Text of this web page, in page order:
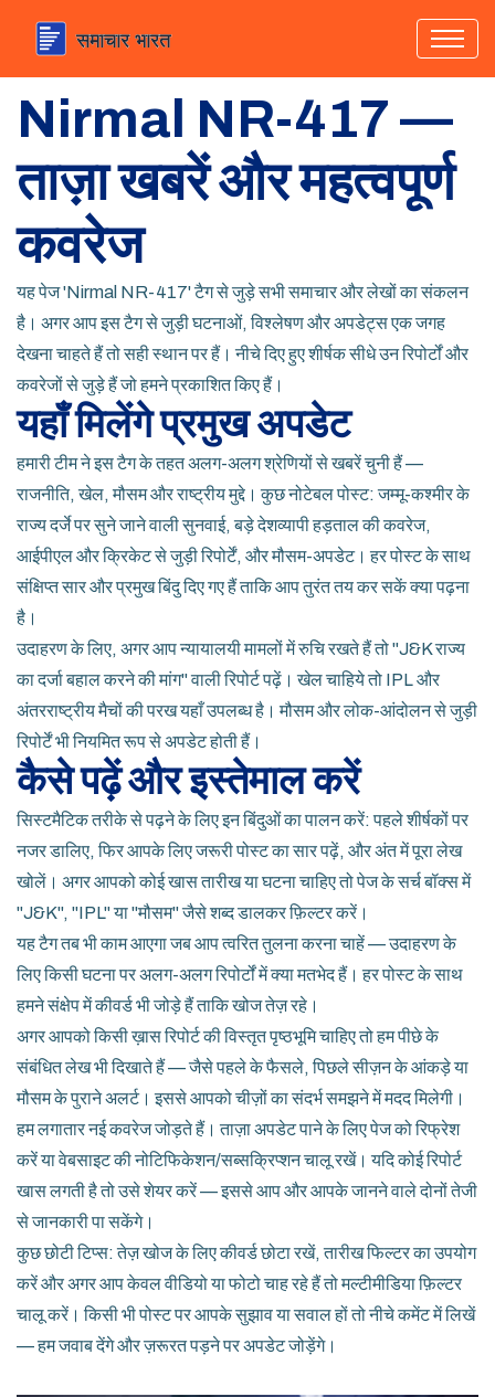
Nirmal NR-417 —
ताज़ा खबरें और महत्वपूर्ण
कवरेज
यह पेज 'Nirmal NR-417' टैग से जुड़े सभी समाचार और लेखों का संकलन
है। अगर आप इस टैग से जुड़ी घटनाओं, विश्लेषण और अपडेट्स एक जगह
देखना चाहते हैं तो सही स्थान पर हैं। नीचे दिए हुए शीर्षक सीधे उन रिपोर्टों और
कवरेजों से जुड़े हैं जो हमने प्रकाशित किए हैं।
यहाँ मिलेंगे प्रमुख अपडेट
हमारी टीम ने इस टैग के तहत अलग-अलग श्रेणियों से खबरें चुनी हैं —
राजनीति, खेल, मौसम और राष्ट्रीय मुद्दे। कुछ नोटेबल पोस्ट: जम्मू-कश्मीर के
राज्य दर्जे पर सुने जाने वाली सुनवाई, बड़े देशव्यापी हड़ताल की कवरेज,
आईपीएल और क्रिकेट से जुड़ी रिपोर्टें, और मौसम-अपडेट। हर पोस्ट के साथ
संक्षिप्त सार और प्रमुख बिंदु दिए गए हैं ताकि आप तुरंत तय कर सकें क्या पढ़ना
है।
उदाहरण के लिए, अगर आप न्यायालयी मामलों में रुचि रखते हैं तो "J&K राज्य
का दर्जा बहाल करने की मांग" वाली रिपोर्ट पढ़ें। खेल चाहिये तो IPL और
अंतरराष्ट्रीय मैचों की परख यहाँ उपलब्ध है। मौसम और लोक-आंदोलन से जुड़ी
रिपोर्टें भी नियमित रूप से अपडेट होती हैं।
कैसे पढ़ें और इस्तेमाल करें
सिस्टमैटिक तरीके से पढ़ने के लिए इन बिंदुओं का पालन करें: पहले शीर्षकों पर
नजर डालिए, फिर आपके लिए जरूरी पोस्ट का सार पढ़ें, और अंत में पूरा लेख
खोलें। अगर आपको कोई खास तारीख या घटना चाहिए तो पेज के सर्च बॉक्स में
"J&K", "IPL" या "मौसम" जैसे शब्द डालकर फ़िल्टर करें।
यह टैग तब भी काम आएगा जब आप त्वरित तुलना करना चाहें — उदाहरण के
लिए किसी घटना पर अलग-अलग रिपोर्टों में क्या मतभेद हैं। हर पोस्ट के साथ
हमने संक्षेप में कीवर्ड भी जोड़े हैं ताकि खोज तेज़ रहे।
अगर आपको किसी ख़ास रिपोर्ट की विस्तृत पृष्ठभूमि चाहिए तो हम पीछे के
संबंधित लेख भी दिखाते हैं — जैसे पहले के फैसले, पिछले सीज़न के आंकड़े या
मौसम के पुराने अलर्ट। इससे आपको चीज़ों का संदर्भ समझने में मदद मिलेगी।
हम लगातार नई कवरेज जोड़ते हैं। ताज़ा अपडेट पाने के लिए पेज को रिफ्रेश
करें या वेबसाइट की नोटिफिकेशन/सब्सक्रिप्शन चालू रखें। यदि कोई रिपोर्ट
खास लगती है तो उसे शेयर करें — इससे आप और आपके जानने वाले दोनों तेजी
से जानकारी पा सकेंगे।
कुछ छोटी टिप्स: तेज़ खोज के लिए कीवर्ड छोटा रखें, तारीख फिल्टर का उपयोग
करें और अगर आप केवल वीडियो या फोटो चाह रहे हैं तो मल्टीमीडिया फ़िल्टर
चालू करें। किसी भी पोस्ट पर आपके सुझाव या सवाल हों तो नीचे कमेंट में लिखें
— हम जवाब देंगे और ज़रूरत पड़ने पर अपडेट जोड़ेंगे।